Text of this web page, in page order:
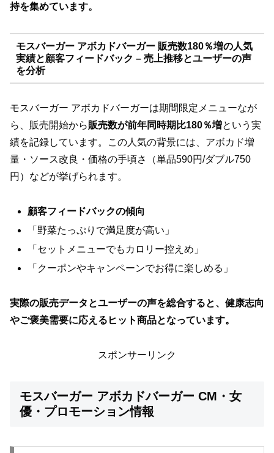
持を集めています。
モスバーガー アボカドバーガー 販売数180％増の人気
実績と顧客フィードバック – 売上推移とユーザーの声
を分析
モスバーガー アボカドバーガーは期間限定メニューなが
ら、販売開始から販売数が前年同時期比180％増という実
績を記録しています。この人気の背景には、アボカド増
量・ソース改良・価格の手頃さ（単品590円/ダブル750
円）などが挙げられます。
顧客フィードバックの傾向
「野菜たっぷりで満足度が高い」
「セットメニューでもカロリー控えめ」
「クーポンやキャンペーンでお得に楽しめる」
実際の販売データとユーザーの声を総合すると、健康志向
やご褒美需要に応えるヒット商品となっています。
スポンサーリンク
モスバーガー アボカドバーガー CM・女
優・プロモーション情報